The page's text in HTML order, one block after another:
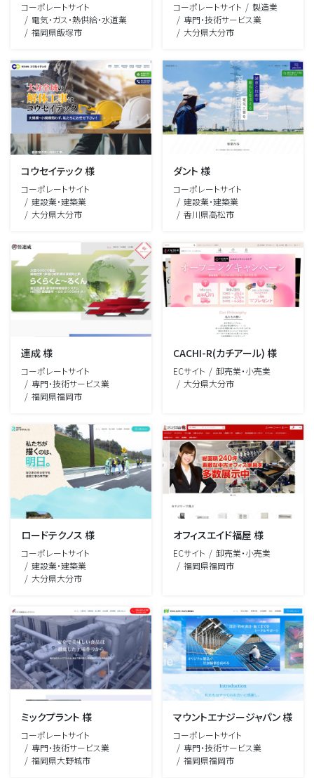
コーポレートサイト
電気・ガス・熱供給・水道業
福岡県飯塚市
コーポレートサイト
製造業
専門・技術サービス業
大分県大分市
コウセイテック 様
コーポレートサイト
建設業・建築業
大分県大分市
ダント 様
コーポレートサイト
建設業・建築業
香川県高松市
連成 様
コーポレートサイト
専門・技術サービス業
福岡県福岡市
CACHI-R(カチアール) 様
ECサイト
卸売業・小売業
大分県大分市
ロードテクノス 様
コーポレートサイト
建設業・建築業
大分県大分市
オフィスエイド福屋 様
ECサイト
卸売業・小売業
福岡県福岡市
ミックプラント 様
コーポレートサイト
専門・技術サービス業
福岡県大野城市
マウントエナジージャパン 様
コーポレートサイト
専門・技術サービス業
福岡県福岡市